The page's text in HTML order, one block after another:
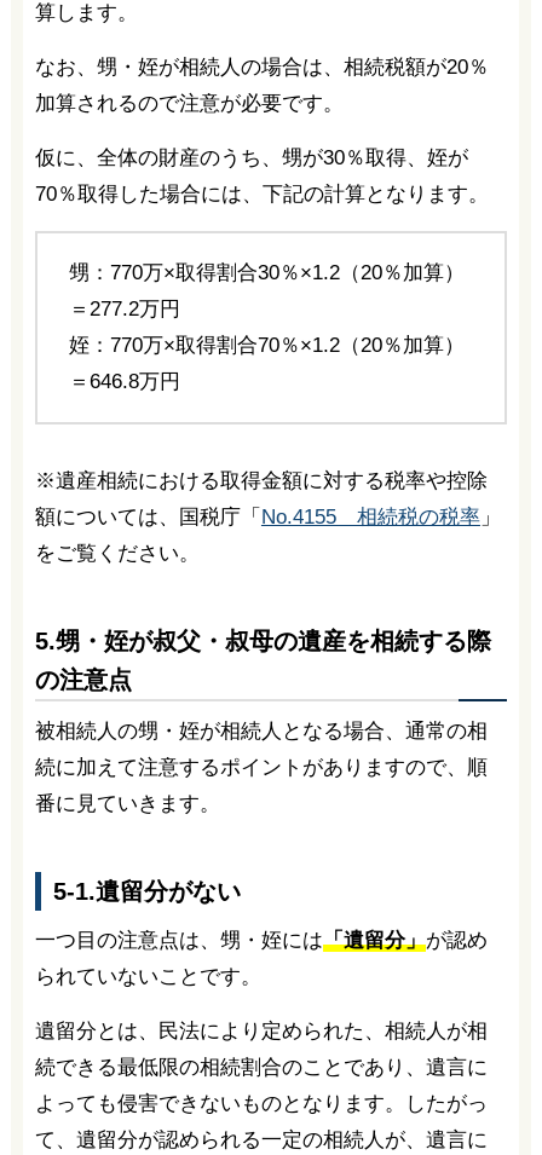
算します。
なお、甥・姪が相続人の場合は、相続税額が20％
加算されるので注意が必要です。
仮に、全体の財産のうち、甥が30％取得、姪が
70％取得した場合には、下記の計算となります。
甥：770万×取得割合30％×1.2（20％加算）
＝277.2万円
姪：770万×取得割合70％×1.2（20％加算）
＝646.8万円
※遺産相続における取得金額に対する税率や控除
額については、国税庁「 No.4155 相続税の税率」
をご覧ください。
5.甥・姪が叔父・叔母の遺産を相続する際
の注意点
被相続人の甥・姪が相続人となる場合、通常の相
続に加えて注意するポイントがありますので、順
番に見ていきます。
5-1.遺留分がない
一つ目の注意点は、甥・姪には「遺留分」が認め
られていないことです。
遺留分とは、民法により定められた、相続人が相
続できる最低限の相続割合のことであり、遺言に
よっても侵害できないものとなります。したがっ
て、遺留分が認められる一定の相続人が、遺言に